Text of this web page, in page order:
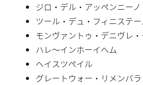
ジロ・デル・アッペンニーノ
ツール・デュ・フィニステ
モンヴァントゥ・デニヴレ
ハレ〜インホーイヘム
ヘイスツペイル
グレートウォー・リメンバ